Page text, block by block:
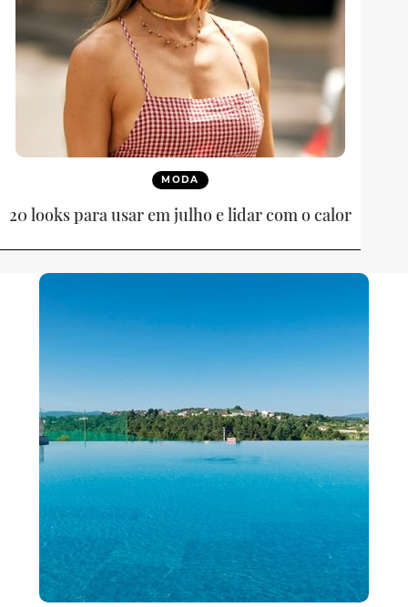
MODA
20 looks para usar em julho e lidar com o calor